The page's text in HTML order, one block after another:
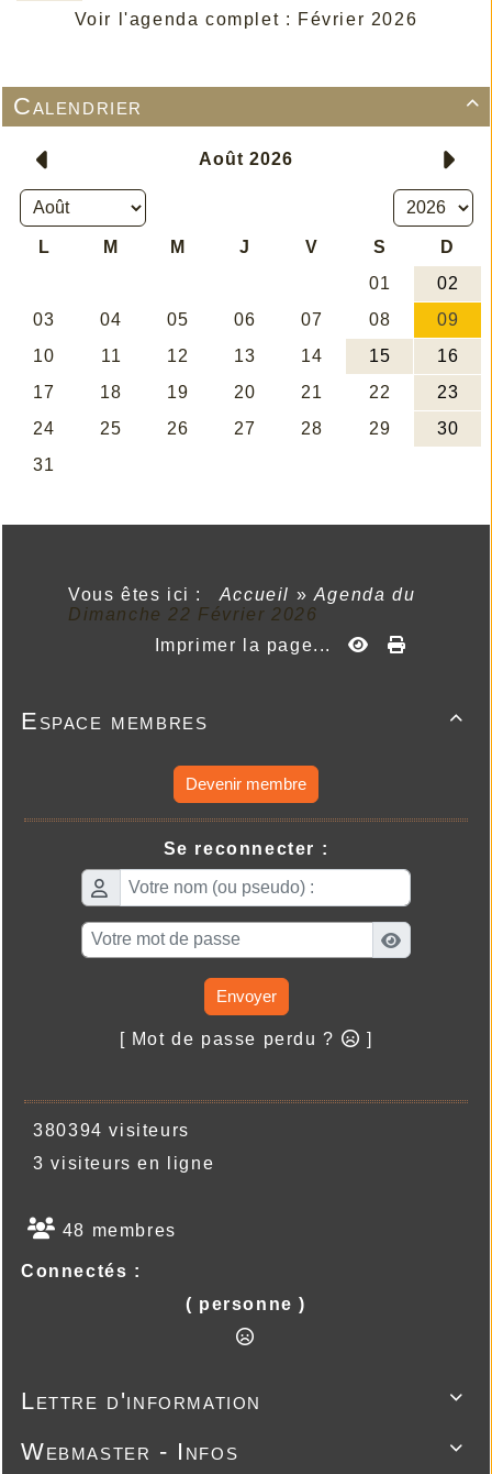

Calendrier
Voir l'agenda complet : Février 2026
Vous êtes ici : Accueil » Agenda du
Dimanche 22 Février 2026
Imprimer la page...

Espace membres
Devenir membre
Se reconnecter :
Envoyer
[ Mot de passe perdu ? ]
380394 visiteurs
3 visiteurs en ligne
48 membres
Connectés :
( personne )

Lettre d'information

Webmaster - Infos